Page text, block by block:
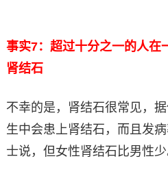
事实7：超过十分之一的人在
肾结石
不幸的是，肾结石很常见，
生中会患上肾结石，而且发
士说，但女性肾结石比男性少